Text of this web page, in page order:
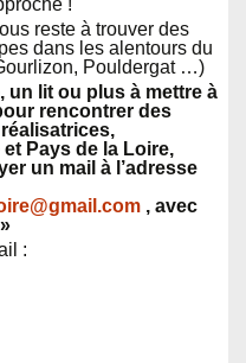
!
reste à trouver des
dans les alentours du
Pouldergat …)
un lit ou plus à mettre à
rencontrer des
Pays de la Loire,
un mail à l’adresse
, avec
: